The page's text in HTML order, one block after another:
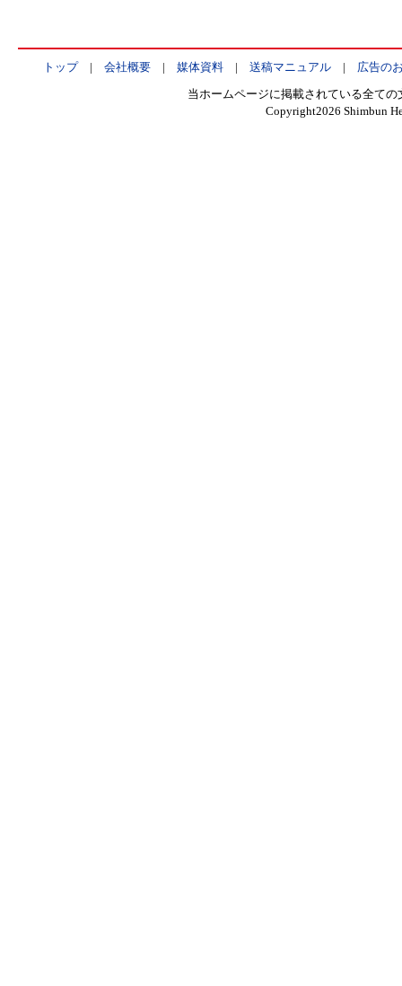
トップ| 会社概要| 媒体資料| 送稿マニュアル| 広告の
当ホームページに掲載されている全て
Copyright2026 Shimbun